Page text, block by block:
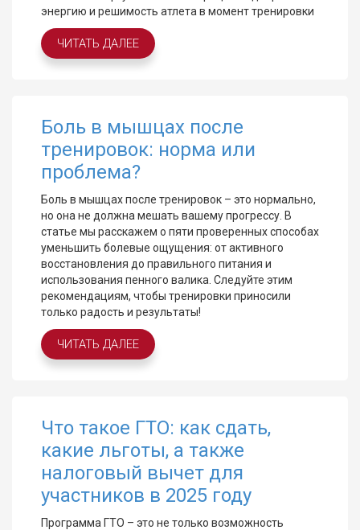
энергию и решимость атлета в момент тренировки
ЧИТАТЬ ДАЛЕЕ
Боль в мышцах после
тренировок: норма или
проблема?
Боль в мышцах после тренировок – это нормально,
но она не должна мешать вашему прогрессу. В
статье мы расскажем о пяти проверенных способах
уменьшить болевые ощущения: от активного
восстановления до правильного питания и
использования пенного валика. Следуйте этим
рекомендациям, чтобы тренировки приносили
только радость и результаты!
ЧИТАТЬ ДАЛЕЕ
Что такое ГТО: как сдать,
какие льготы, а также
налоговый вычет для
участников в 2025 году
Программа ГТО – это не только возможность